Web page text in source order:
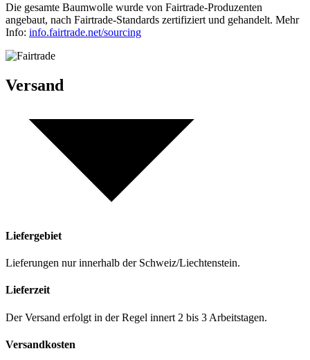
Die gesamte Baumwolle wurde von Fairtrade-Produzenten
angebaut, nach Fairtrade-Standards zertifiziert und gehandelt. Mehr
Info: info.fairtrade.net/sourcing
Versand
Liefergebiet
Lieferungen nur innerhalb der Schweiz/Liechtenstein.
Lieferzeit
Der Versand erfolgt in der Regel innert 2 bis 3 Arbeitstagen.
Versandkosten